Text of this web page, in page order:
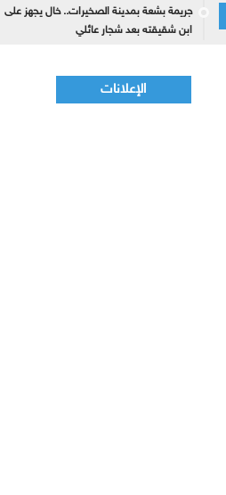
جريمة بشعة بمدينة الصخيرات.. خال يجهز على
ابن شقيقته بعد شجار عائلي
الإعلانات